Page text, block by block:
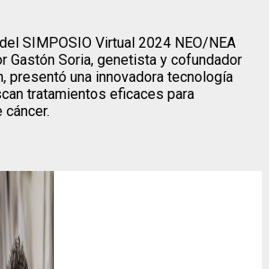
SIMPOSIO Virtual 2024 NEO/NEA
Gastón Soria, genetista y cofundador
presentó una innovadora tecnología
tratamientos eficaces para